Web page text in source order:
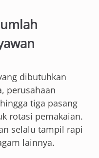
dibutuhkan
perusahaan
tiga pasang
rotasi pemakaian.
selalu tampil rapi
lainnya.